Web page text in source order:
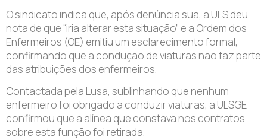
O sindicato indica que, após denúncia sua, a ULS deu
nota de que “iria alterar esta situação” e a Ordem dos
Enfermeiros (OE) emitiu um esclarecimento formal,
confirmando que a condução de viaturas não faz parte
das atribuições dos enfermeiros.
Contactada pela Lusa, sublinhando que nenhum
enfermeiro foi obrigado a conduzir viaturas, a ULSGE
confirmou que a alínea que constava nos contratos
sobre esta função foi retirada.